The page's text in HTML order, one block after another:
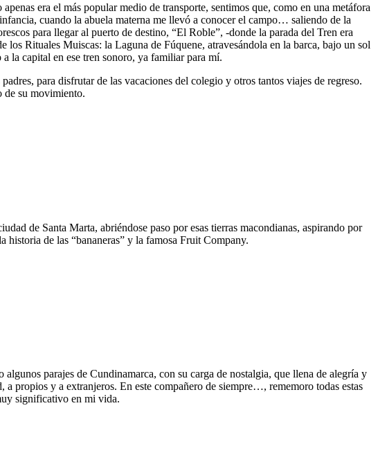
era el más popular medio de transporte, sentimos que, como en una metáfora
cuando la abuela materna me llevó a conocer el campo… saliendo de la
para llegar al puerto de destino, “El Roble”, -donde la parada del Tren era
Rituales Muiscas: la Laguna de Fúquene, atravesándola en la barca, bajo un sol
la capital en ese tren sonoro, ya familiar para mí.
para disfrutar de las vacaciones del colegio y otros tantos viajes de regreso.
de su movimiento.
de Santa Marta, abriéndose paso por esas tierras macondianas, aspirando por
historia de las “bananeras” y la famosa Fruit Company.
parajes de Cundinamarca, con su carga de nostalgia, que llena de alegría y
propios y a extranjeros. En este compañero de siempre…, rememoro todas estas
significativo en mi vida.